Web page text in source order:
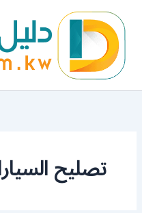
المحتوى
تصليح